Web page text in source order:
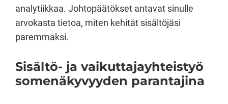
analytiikkaa. Johtopäätökset antavat sinulle
arvokasta tietoa, miten kehität sisältöjäsi
paremmaksi.
Sisältö- ja vaikuttajayhteistyö
somenäkyvyyden parantajina